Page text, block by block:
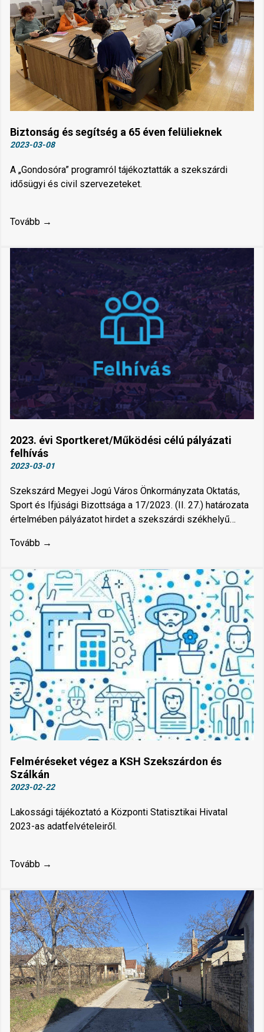
Biztonság és segítség a 65 éven felülieknek
2023-03-08
A „Gondosóra” programról tájékoztatták a szekszárdi
idősügyi és civil szervezeteket.
Tovább →
2023. évi Sportkeret/Működési célú pályázati
felhívás
2023-03-01
Szekszárd Megyei Jogú Város Önkormányzata Oktatás,
Sport és Ifjúsági Bizottsága a 17/2023. (II. 27.) határozata
értelmében pályázatot hirdet a szekszárdi székhelyű…
Tovább →
Felméréseket végez a KSH Szekszárdon és
Szálkán
2023-02-22
Lakossági tájékoztató a Központi Statisztikai Hivatal
2023-as adatfelvételeiről.
Tovább →